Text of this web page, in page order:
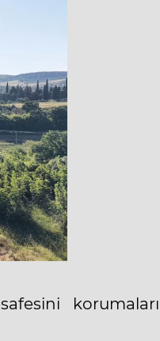
korumaları